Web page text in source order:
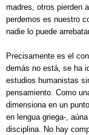
madres, otros pierden
perdemos es nuestro
nadie lo puede
Precisamente es el
demás no está, se ha
estudios humanistas
pensamiento. Como
dimensiona en un
en lengua griega-,
disciplina. No hay